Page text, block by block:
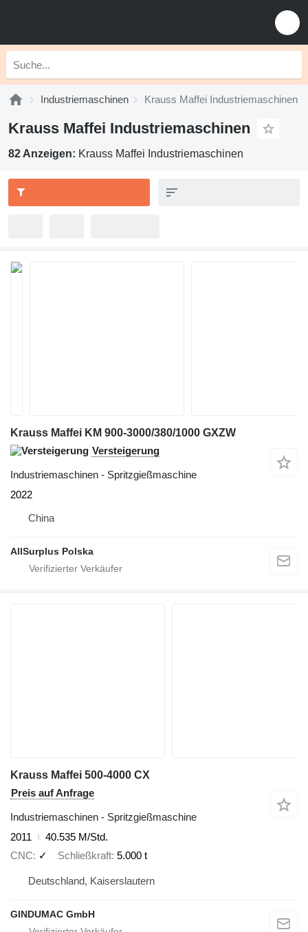
Industriemaschinen Krauss Maffei Industriemaschinen
Krauss Maffei Industriemaschinen
82 Anzeigen: Krauss Maffei Industriemaschinen
Krauss Maffei KM 900-3000/380/1000 GXZW
Versteigerung
Industriemaschinen - Spritzgießmaschine
2022
China
AllSurplus Polska
Krauss Maffei 500-4000 CX
Preis auf Anfrage
Industriemaschinen - Spritzgießmaschine
2011
40.535 M/Std.
CNC
✓ Schließkraft 5.000 t
Deutschland, Kaiserslautern
GINDUMAC GmbH